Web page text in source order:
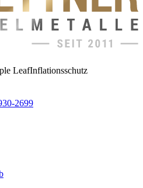
LeafInflationsschutz
2699